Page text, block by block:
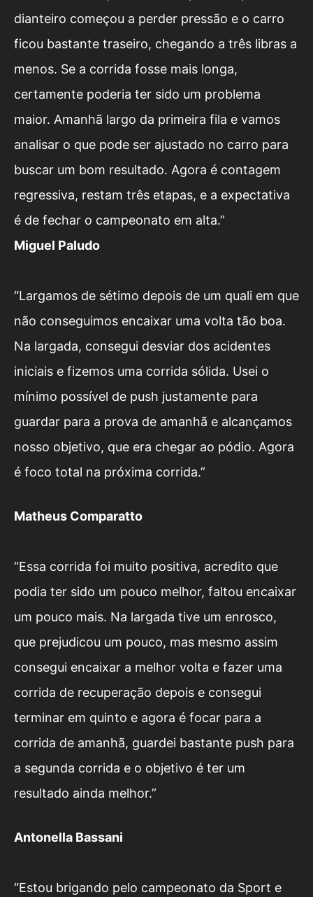
dianteiro começou a perder pressão e o carro
ficou bastante traseiro, chegando a três libras a
menos. Se a corrida fosse mais longa,
certamente poderia ter sido um problema
maior. Amanhã largo da primeira fila e vamos
analisar o que pode ser ajustado no carro para
buscar um bom resultado. Agora é contagem
regressiva, restam três etapas, e a expectativa
é de fechar o campeonato em alta.”
Miguel Paludo
“Largamos de sétimo depois de um quali em que
não conseguimos encaixar uma volta tão boa.
Na largada, consegui desviar dos acidentes
iniciais e fizemos uma corrida sólida. Usei o
mínimo possível de push justamente para
guardar para a prova de amanhã e alcançamos
nosso objetivo, que era chegar ao pódio. Agora
é foco total na próxima corrida.”
Matheus Comparatto
“Essa corrida foi muito positiva, acredito que
podia ter sido um pouco melhor, faltou encaixar
um pouco mais. Na largada tive um enrosco,
que prejudicou um pouco, mas mesmo assim
consegui encaixar a melhor volta e fazer uma
corrida de recuperação depois e consegui
terminar em quinto e agora é focar para a
corrida de amanhã, guardei bastante push para
a segunda corrida e o objetivo é ter um
resultado ainda melhor.”
Antonella Bassani
“Estou brigando pelo campeonato da Sport e